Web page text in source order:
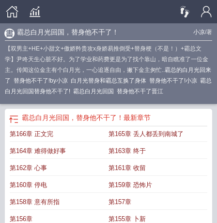
小凉/著
霸总白月光回国，替身他不干了！
【双男主+HE+小甜文+傲娇矜贵攻x身娇易推倒受+替身梗（不是！）+霸总文
学】尹咚天生心脏不好。为了学业和药费更是为了找个靠山，暗自瞧准了一位金
主。传闻这位金主有个白月光，一心追逐自由，撇下金主匆忙..霸总的白月光回来
了 替身他不干了!by小凉 白月光替身和霸总互换了身体 替身他不干了!小凉 霸总
白月光回国替身他不干了! 霸总白月光回国 替身他不干了晋江
霸总白月光回国，替身他不干了！ 最新章节
第166章 正文完 第165章 丢人都丢到南城了
第164章 难得做好事 第163章 终于
第162章 心事 第161章 收留
第160章 停电 第159章 恐怖片
第158章 意有所指 第157章
第156章 第155章 卜新